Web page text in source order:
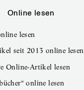
Online lesen
lesen
seit 2013 online lesen
Online-Artikel lesen
online lesen